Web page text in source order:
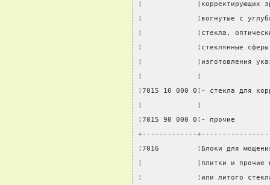
¦             ¦корректирующих
¦             ¦вогнутые с
¦             ¦стекла,
¦             ¦стеклянные
¦             ¦изготовления
¦             ¦
¦7015 10 000 0¦- стекла для
¦             ¦
¦7015 90 000 0¦-
+-------------
¦7016         ¦Блоки для
¦             ¦плитки и прочие
¦             ¦или литого